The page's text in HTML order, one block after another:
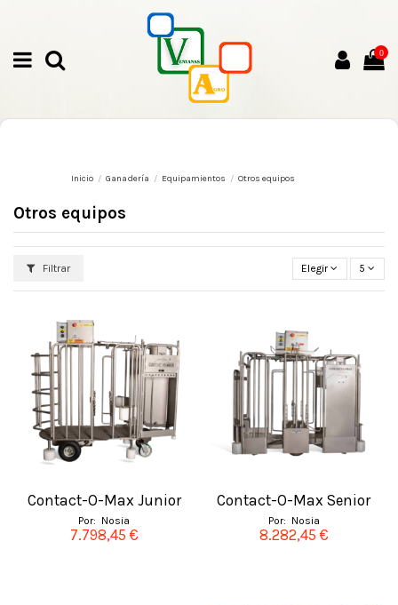
0
Inicio Ganadería Equipamientos Otros equipos
Otros equipos
Filtrar Elegir 5
Contact-O-Max Junior
Por: Nosia
7.798,45 €
Contact-O-Max Senior
Por: Nosia
8.282,45 €